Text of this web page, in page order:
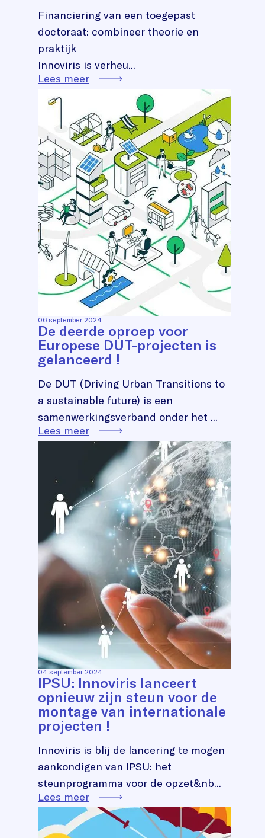
Financiering van een toegepast
doctoraat: combineer theorie en
praktijk
Innoviris is verheu...
Lees meer
06 september 2024
De deerde oproep voor
Europese DUT-projecten is
gelanceerd !
De DUT (Driving Urban Transitions to
a sustainable future) is een
samenwerkingsverband onder het ...
Lees meer
04 september 2024
IPSU: Innoviris lanceert
opnieuw zijn steun voor de
montage van internationale
projecten !
Innoviris is blij de lancering te mogen
aankondigen van IPSU: het
steunprogramma voor de opzet&nb...
Lees meer